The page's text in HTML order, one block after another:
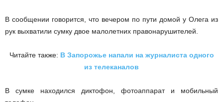
В сообщении говорится, что вечером по пути домой у Олега из
рук выхватили сумку двое малолетних правонарушителей.
Читайте также: В Запорожье напали на журналиста одного
из телеканалов
В сумке находился диктофон, фотоаппарат и мобильный